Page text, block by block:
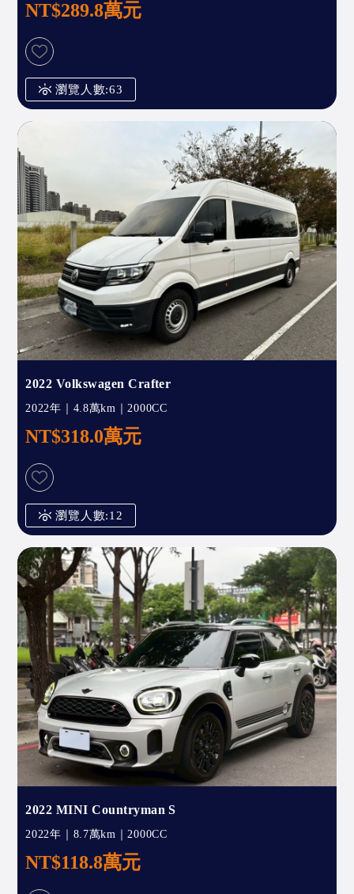
NT$289.8萬元
瀏覽人數:63
2022 Volkswagen Crafter
2022年｜4.8萬km｜2000CC
NT$318.0萬元
瀏覽人數:12
2022 MINI Countryman S
2022年｜8.7萬km｜2000CC
NT$118.8萬元